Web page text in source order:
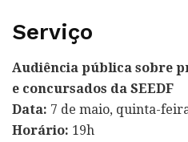
Serviço
Audiência pública sobre
e concursados da SEEDF
Data: 7 de maio, quinta-
Horário: 19h